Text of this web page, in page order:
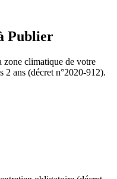
Publier
zone climatique de votre
2 ans (décret n°2020-912).